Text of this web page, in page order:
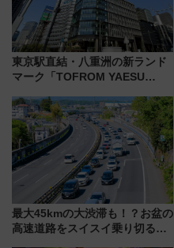
東京駅直結・八重洲の新ランド
マーク「TOFROM YAESU
ないバスターミナル直結でスキ
マ時間が充実
最大45kmの大渋滞も！？お盆の
高速道路をスイスイ乗り切る快